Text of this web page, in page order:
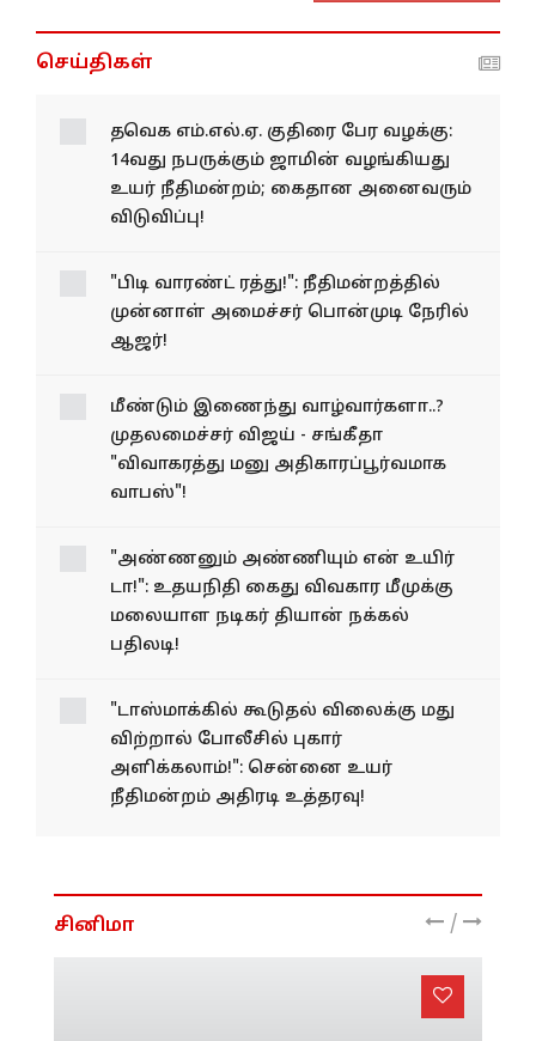
செய்திகள்
தவெக எம்.எல்.ஏ. குதிரை பேர வழக்கு:
14வது நபருக்கும் ஜாமின் வழங்கியது
உயர் நீதிமன்றம்; கைதான அனைவரும்
விடுவிப்பு!
"பிடி வாரண்ட் ரத்து!": நீதிமன்றத்தில்
முன்னாள் அமைச்சர் பொன்முடி நேரில்
ஆஜர்!
மீண்டும் இணைந்து வாழ்வார்களா..?
முதலமைச்சர் விஜய் - சங்கீதா
"விவாகரத்து மனு அதிகாரப்பூர்வமாக
வாபஸ்"!
"அண்ணனும் அண்ணியும் என் உயிர்
டா!": உதயநிதி கைது விவகார மீமுக்கு
மலையாள நடிகர் தியான் நக்கல்
பதிலடி!
"டாஸ்மாக்கில் கூடுதல் விலைக்கு மது
விற்றால் போலீசில் புகார்
அளிக்கலாம்!": சென்னை உயர்
நீதிமன்றம் அதிரடி உத்தரவு!
சினிமா /